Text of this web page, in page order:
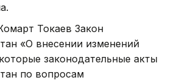
Токаев Закон
«О внесении изменений
законодательные акты
по вопросам